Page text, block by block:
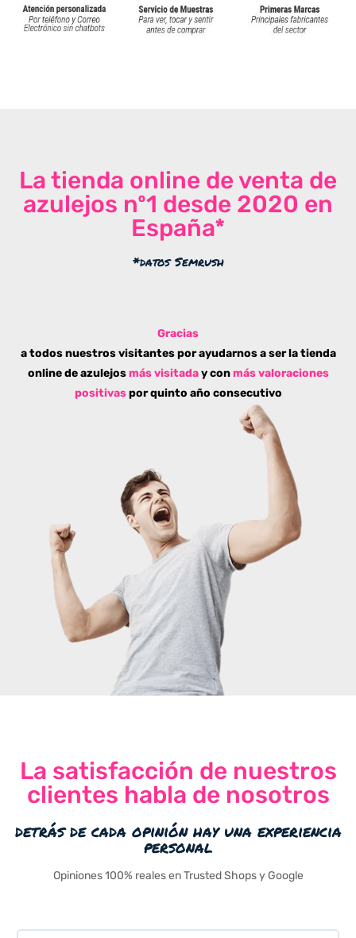
La tienda online de venta de
azulejos nº1 desde 2020 en
España*
*datos Semrush
Gracias
a todos nuestros visitantes por ayudarnos a ser la tienda
online de azulejos más visitaday conmás valoraciones
positivaspor quinto año consecutivo
La satisfacción de nuestros
clientes habla de nosotros
detrás de cada opinión hay una experiencia
personal
Opiniones 100% reales en Trusted Shops y Google